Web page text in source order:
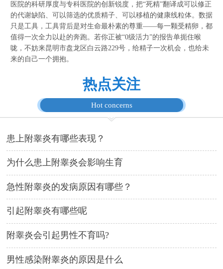
医院的科研厚度与专科医院的创新锐度，把“死精”翻译成可以修正
的代谢缺陷、可以筛选的优质精子、可以移植的健康线粒体。数据
只是工具，工具背后是对生命最朴素的尊重——每一颗受精卵，都
值得一次全力以赴的奔跑。若你正被“0级活力”的报告单扼住喉
咙，不妨来昆明市盘龙区白云路229号，给精子一次机会，也给未
来的自己一个拥抱。
热点关注
Hot concerns
患上附睾炎有哪些表现？
为什么患上附睾炎会影响生育
急性附睾炎的发病原因有哪些？
引起附睾炎有哪些呢
附睾炎会引起男性不育吗?
男性感染附睾炎的原因是什么